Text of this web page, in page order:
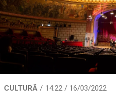
CULTURĂ 14:22 / 16/03/2022